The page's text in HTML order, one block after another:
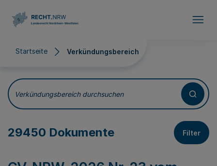
Startseite Verkündungsbereich
Verkündungsbereich
Verkündungsbereich durchsuchen
29450 Dokumente Filter